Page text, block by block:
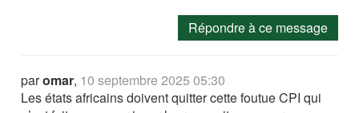
Répondre à ce message
paromar, 10 septembre 2025 05:30
Les états africains doivent quitter cette foutue CPI qui